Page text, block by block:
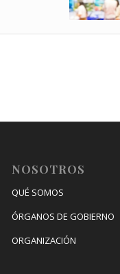
NOSOTROS
QUÉ SOMOS
ÓRGANOS DE GOBIERNO
ORGANIZACIÓN